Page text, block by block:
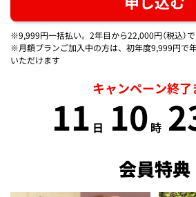
※9,999円一括払い。2年目から22,000円（税込）
※月額プランご加入中の方は、初年度9,999円で
いただけます
キャンペーン終了
11日 10時 22
会員特典